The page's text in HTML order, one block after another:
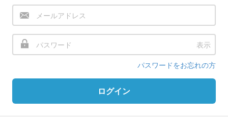
表示
パスワードをお忘れの方
ログイン